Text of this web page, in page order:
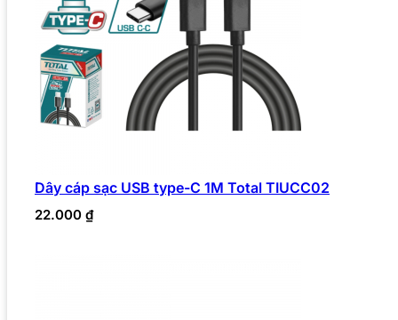
Dây cáp sạc USB type-C 1M Total TIUCC02
22.000 ₫